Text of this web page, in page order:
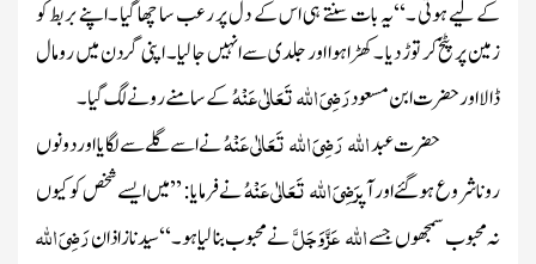
کے لیے ہوتی ۔‘‘یہ بات سنتے ہی اس کے دل پر رعب سا چھا گیا ۔اپنے بربط کو
زمین پر پٹخ کر توڑ دیا ۔کھڑا ہوا اور جلدی سے انہیں جا لیا۔ اپنی گردن میں رومال
ڈالا اور حضرت ابن مسعودرَضِیَ اللہ تَعَالٰی عَنْہُکے سامنے رونے لگ گیا ۔
حضرت عبداللہرَضِیَ اللہ تَعَالٰی عَنْہُنے اسے گلے سے لگایا اور دونوں
رونا شروع ہو گئے اور آپرَضِیَ اللہ تَعَالٰی عَنْہُنے فرمایا : ’’میں ایسے شخص کو کیوں
نہ محبوب سمجھوں جسےاللہعَزَّ وَجَلَّنے محبوب بنا لیا ہو ۔‘‘سیدنا زاذانرَضِیَ اللہ